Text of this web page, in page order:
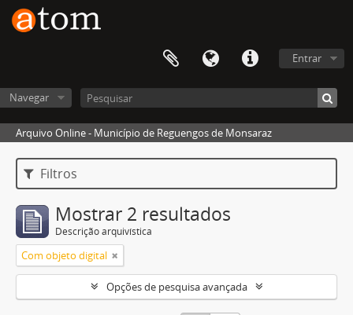
Entrar
Navegar
Arquivo Online - Município de Reguengos de Monsaraz
Filtros
Mostrar 2 resultados
Descrição arquivística
Com objeto digital
Opções de pesquisa avançada